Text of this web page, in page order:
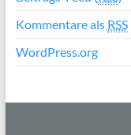
Kommentare als RSS
WordPress.org